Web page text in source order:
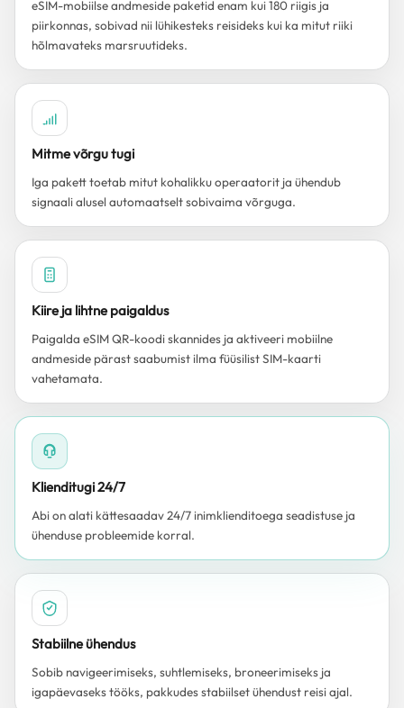
eSIM-mobiilse andmeside paketid enam kui 180 riigis ja
piirkonnas, sobivad nii lühikesteks reisideks kui ka mitut riiki
hõlmavateks marsruutideks.
Mitme võrgu tugi
Iga pakett toetab mitut kohalikku operaatorit ja ühendub
signaali alusel automaatselt sobivaima võrguga.
Kiire ja lihtne paigaldus
Paigalda eSIM QR-koodi skannides ja aktiveeri mobiilne
andmeside pärast saabumist ilma füüsilist SIM-kaarti
vahetamata.
Klienditugi 24/7
Abi on alati kättesaadav 24/7 inimklienditoega seadistuse ja
ühenduse probleemide korral.
Stabiilne ühendus
Sobib navigeerimiseks, suhtlemiseks, broneerimiseks ja
igapäevaseks tööks, pakkudes stabiilset ühendust reisi ajal.